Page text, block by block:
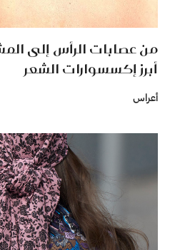
من عصابات الرأس إلى
أبرز إكسسوارات الشعر
أعراس